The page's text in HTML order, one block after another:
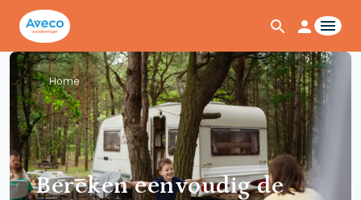
Home
Bereken eenvoudig de